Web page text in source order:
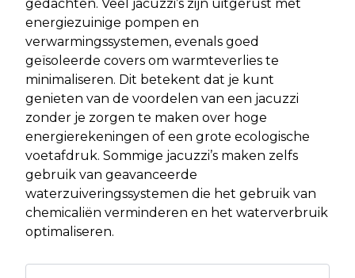
gedachten. Veel jacuzzi’s zijn uitgerust met
energiezuinige pompen en
verwarmingssystemen, evenals goed
geïsoleerde covers om warmteverlies te
minimaliseren. Dit betekent dat je kunt
genieten van de voordelen van een jacuzzi
zonder je zorgen te maken over hoge
energierekeningen of een grote ecologische
voetafdruk. Sommige jacuzzi’s maken zelfs
gebruik van geavanceerde
waterzuiveringssystemen die het gebruik van
chemicaliën verminderen en het waterverbruik
optimaliseren.